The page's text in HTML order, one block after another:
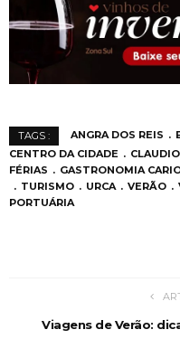
TAGS : ANGRA DOS REIS
CENTRO DA CIDADE
FÉRIAS
GASTRONOMIA
TURISMO
URCA VERÃO
PORTUÁRIA
Viagens de Verão: